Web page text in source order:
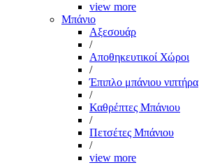
view more
Μπάνιο
Αξεσουάρ
/
Αποθηκευτικοί Χώροι
/
Έπιπλο μπάνιου νιπτήρα
/
Καθρέπτες Μπάνιου
/
Πετσέτες Μπάνιου
/
view more